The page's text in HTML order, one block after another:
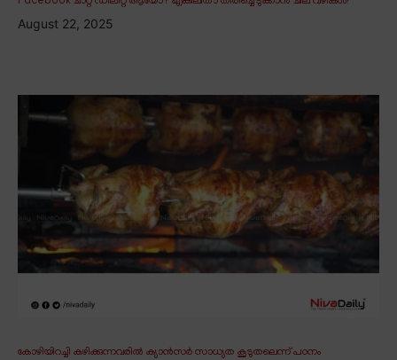
August 22, 2025
കോഴിയിറച്ചി കഴിക്കുന്നവരിൽ ക്യാൻസർ സാധ്യത കൂടുതലെന്ന് പഠനം